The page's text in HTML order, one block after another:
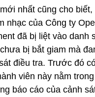
nhất cũng cho biết,
nhạc của Công ty
đã bị liệt vào danh
bị bắt giam mà
điều tra. Trước đó
viên này nằm
báo cáo của cảnh